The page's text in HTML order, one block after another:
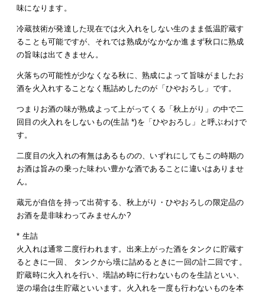
味になります。
冷蔵技術が発達した現在では火入れをしない生のまま低温貯蔵す
ることも可能ですが、それでは熟成がなかなか進まず秋口に熟成
の旨味は出てきません。
火落ちの可能性が少なくなる秋に、熟成によって旨味がましたお
酒を火入れすることなく瓶詰めしたのが「ひやおろし」です。
つまりお酒の味が熟成よって上がってくる「秋上がり」の中で二
回目の火入れをしないもの(生詰 *)を「ひやおろし」と呼ぶわけで
す。
二度目の火入れの有無はあるものの、いずれにしてもこの時期の
お酒は旨みの乗った味わい豊かな酒であることに違いはありませ
ん。
蔵元が自信を持って出荷する、秋上がり・ひやおろしの限定品の
お酒を是非味わってみませんか?
* 生詰
火入れは通常二度行われます。出来上がった酒をタンクに貯蔵す
るときに一回、 タンクから壜に詰めるときに一回の計二回です。
貯蔵時に火入れを行い、壜詰め時に行わないものを生詰といい、
逆の場合は生貯蔵といいます。火入れを一度も行わないものを本